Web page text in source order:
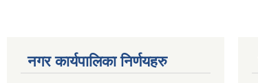
नगर कार्यपालिका निर्णयहरु